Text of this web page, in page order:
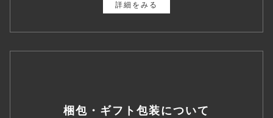
詳細をみる
梱包・ギフト包装について